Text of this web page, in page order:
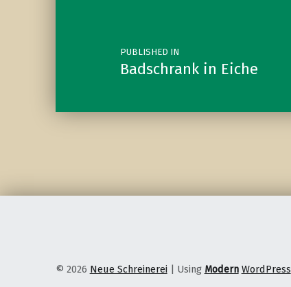
PUBLISHED IN
Badschrank in Eiche
© 2026 Neue Schreinerei | Using Modern WordPress